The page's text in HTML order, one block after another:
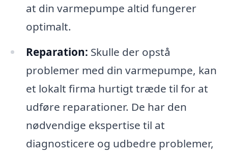
at din varmepumpe altid fungerer
optimalt.
Reparation: Skulle der opstå
problemer med din varmepumpe, kan
et lokalt firma hurtigt træde til for at
udføre reparationer. De har den
nødvendige ekspertise til at
diagnosticere og udbedre problemer,